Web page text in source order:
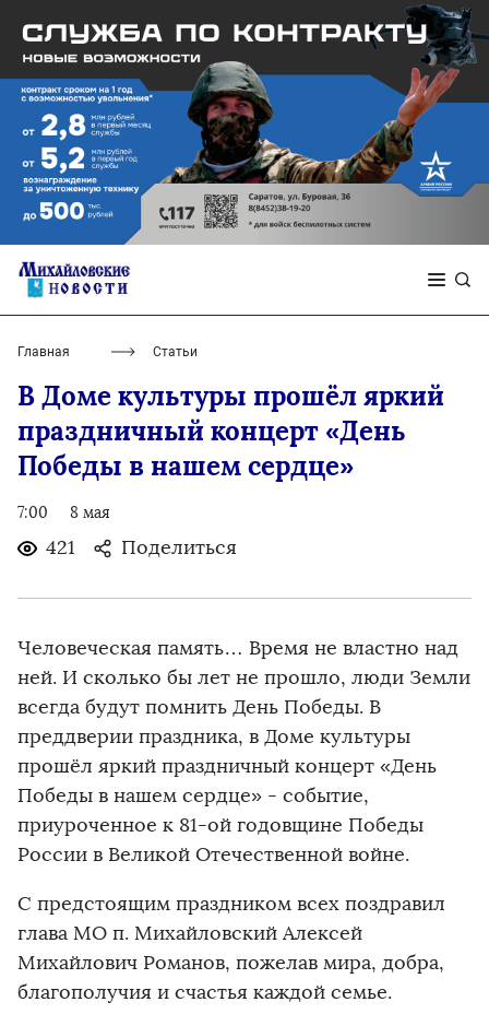
Главная Статьи
В Доме культуры прошёл яркий
праздничный концерт «День
Победы в нашем сердце»
7:00 8 мая
421 Поделиться
Человеческая память… Время не властно над
ней. И сколько бы лет не прошло, люди Земли
всегда будут помнить День Победы. В
преддверии праздника, в Доме культуры
прошёл яркий праздничный концерт «День
Победы в нашем сердце» - событие,
приуроченное к 81-ой годовщине Победы
России в Великой Отечественной войне.
С предстоящим праздником всех поздравил
глава МО п. Михайловский Алексей
Михайлович Романов, пожелав мира, добра,
благополучия и счастья каждой семье.